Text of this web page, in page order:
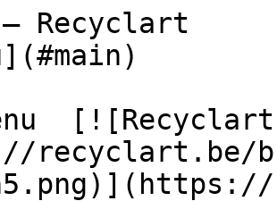
–
recyclart.be/